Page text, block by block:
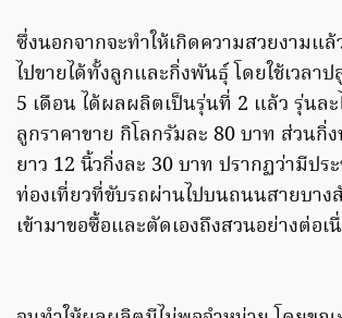
ซึ่งนอกจากจะทำให้เกิดความสวยงามแ
ไปขายได้ทั้งลูกและกิ่งพันธุ์ โดยใช้เวลา
5 เดือน ได้ผลผลิตเป็นรุ่นที่ 2 แล้ว รุ่นล
ลูกราคาขาย กิโลกรัมละ 80 บาท ส่วนกิ่
ยาว 12 นิ้วกิ่งละ 30 บาท ปรากฏว่ามีปร
ท่องเที่ยวที่ขับรถผ่านไปบนถนนสายบาง
เข้ามาขอซื้อและตัดเองถึงสวนอย่างต่อเ